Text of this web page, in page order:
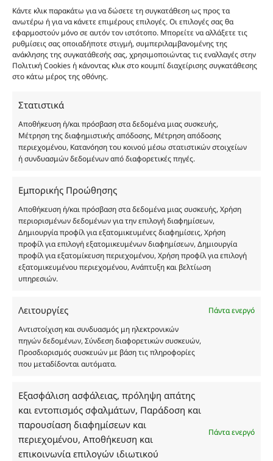
Κάντε κλικ παρακάτω για να δώσετε τη συγκατάθεση ως προς τα
ανωτέρω ή για να κάνετε επιμέρους επιλογές. Οι επιλογές σας θα
εφαρμοστούν μόνο σε αυτόν τον ιστότοπο. Μπορείτε να αλλάξετε τις
ρυθμίσεις σας οποιαδήποτε στιγμή, συμπεριλαμβανομένης της
ανάκλησης της συγκατάθεσής σας, χρησιμοποιώντας τις εναλλαγές στην
Πολιτική Cookies ή κάνοντας κλικ στο κουμπί διαχείρισης συγκατάθεσης
στο κάτω μέρος της οθόνης.
Στατιστικά
Αποθήκευση ή/και πρόσβαση στα δεδομένα μιας συσκευής,
Μέτρηση της διαφημιστικής απόδοσης, Μέτρηση απόδοσης
περιεχομένου, Κατανόηση του κοινού μέσω στατιστικών στοιχείων
ή συνδυασμών δεδομένων από διαφορετικές πηγές.
Εμπορικής Προώθησης
Αποθήκευση ή/και πρόσβαση στα δεδομένα μιας συσκευής, Χρήση
περιορισμένων δεδομένων για την επιλογή διαφημίσεων,
Δημιουργία προφίλ για εξατομικευμένες διαφημίσεις, Χρήση
προφίλ για επιλογή εξατομικευμένων διαφημίσεων, Δημιουργία
προφίλ για εξατομίκευση περιεχομένου, Χρήση προφίλ για επιλογή
εξατομικευμένου περιεχομένου, Ανάπτυξη και βελτίωση
υπηρεσιών.
Λειτουργίες
Πάντα ενεργό
Αντιστοίχιση και συνδυασμός μη ηλεκτρονικών
πηγών δεδομένων, Σύνδεση διαφορετικών συσκευών,
Προσδιορισμός συσκευών με βάση τις πληροφορίες
που μεταδίδονται αυτόματα.
Εξασφάλιση ασφάλειας, πρόληψη απάτης
και εντοπισμός σφαλμάτων, Παράδοση και
παρουσίαση διαφημίσεων και
περιεχομένου, Αποθήκευση και
επικοινωνία επιλογών ιδιωτικού
Πάντα ενεργό
πραγματικότητα. Πρόθεση της επιχείρησης μας δεν
είναι η παραπλάνηση και η εξαπάτηση του
καταναλωτή. Όλα μας τα προϊόντα είναι τύπου, σε
χύμα μορφή και είναι εμπνευσμένα από τα
αντίστοιχα αυθεντικά γνωστών οίκων. Οι
ονομασίες, οι εικόνες και τα σήματα των
κατοχυρωμένη εμπορικά ιδιοκτησία των
Δημιουργών-Οίκων. Οι εικόνες ενδέχεται να
υπόκεινται σε πνευματικά δικαιώματα.
Με επιφύλαξη κάθε νόμιμου δικαιώματος.
Αγίου Κωνσταντίνου 76
Τ.Κ. 56224, Εύοσμος, Θεσσαλονίκη
Τηλ. 2314 016010
ΑΦΜ 803285309
Ωράριο Καταστήματος
Δευτέρα: 08:30–16:30
Τετάρτη: 08:30–16:30
Πέμπτη: 08:30–16:30
Παρασκευή: 08:30–16:30
Σάββατο - Κυριακή: Κλειστά